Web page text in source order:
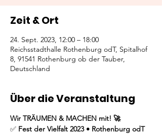
Zeit & Ort
24. Sept. 2023, 12:00 – 18:00
Reichsstadthalle Rothenburg odT, Spitalhof
8, 91541 Rothenburg ob der Tauber,
Deutschland
Über die Veranstaltung
Wir TRÄUMEN & MACHEN mit! 🚀
✅ Fest der Vielfalt 2023 • Rothenburg odT